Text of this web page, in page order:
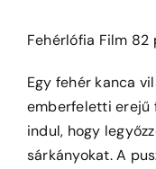
Fehérlófia Film 82
Egy fehér kanca
emberfeletti erejű
indul, hogy
sárkányokat. A